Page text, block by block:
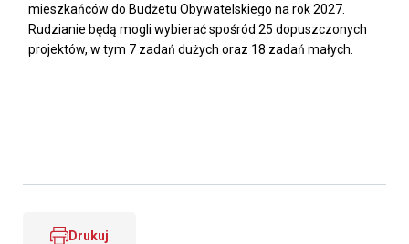
mieszkańców do Budżetu Obywatelskiego na rok 2027.
Rudzianie będą mogli wybierać spośród 25 dopuszczonych
projektów, w tym 7 zadań dużych oraz 18 zadań małych.
Drukuj